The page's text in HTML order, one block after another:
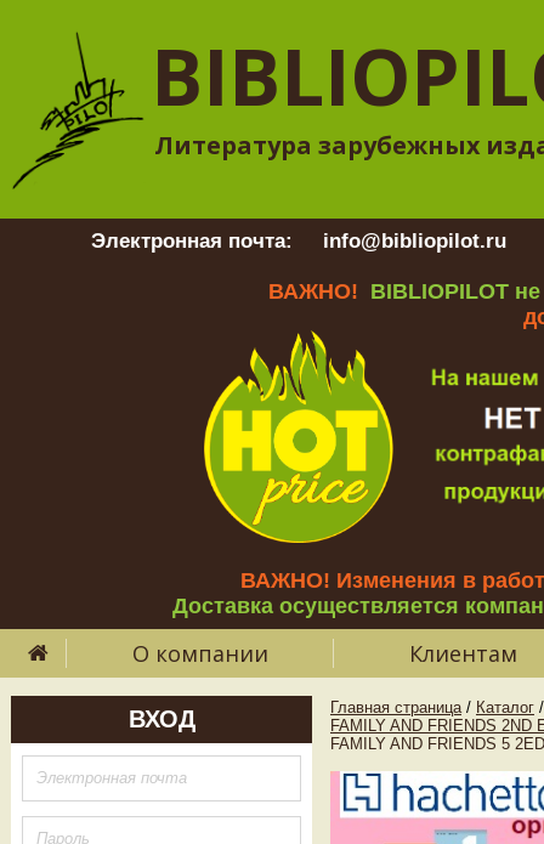
Литература зарубежных
Электронная почта: info@bibliopilot.ru
ВАЖНО! BIBLIOPILOT
ВАЖНО! Изменения в
Доставка осуществляется
О компании Клиентам
ВХОД Главная страница / Каталог /
FAMILY AND FRIENDS
FAMILY AND FRIENDS 5